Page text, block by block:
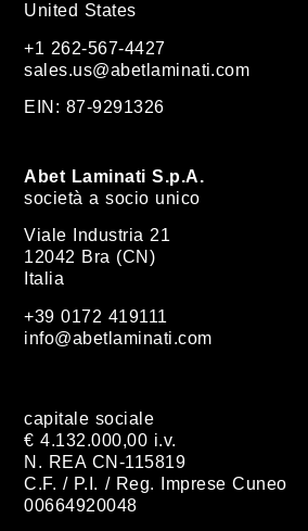
United States
+1 262-567-4427
sales.us@abetlaminati.com
EIN: 87-9291326
Abet Laminati S.p.A.
società a socio unico
Viale Industria 21
12042 Bra (CN)
Italia
+39 0172 419111
info@abetlaminati.com
capitale sociale
€ 4.132.000,00 i.v.
N. REA CN-115819
C.F. / P.I. / Reg. Imprese Cuneo
00664920048